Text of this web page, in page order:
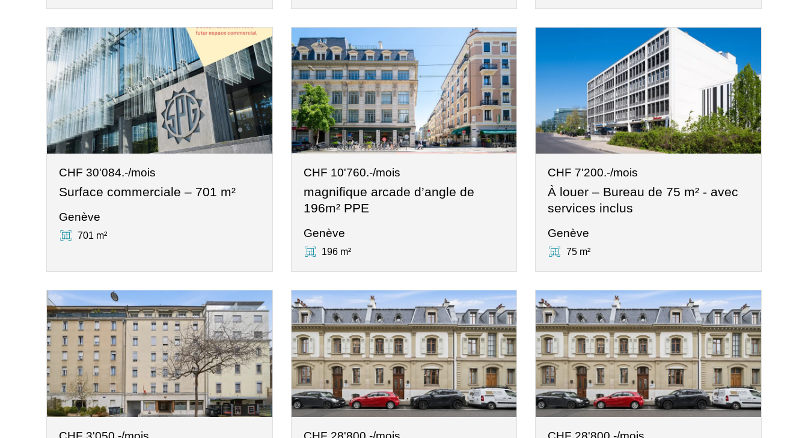
CHF 30'084.-/mois
Surface commerciale – 701 m²
Genève
701 m²
CHF 10'760.-/mois
magnifique arcade d’angle de
196m² PPE
Genève
196 m²
CHF 7'200.-/mois
À louer – Bureau de 75 m² - avec
services inclus
Genève
75 m²